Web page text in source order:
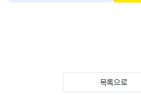
목록으로